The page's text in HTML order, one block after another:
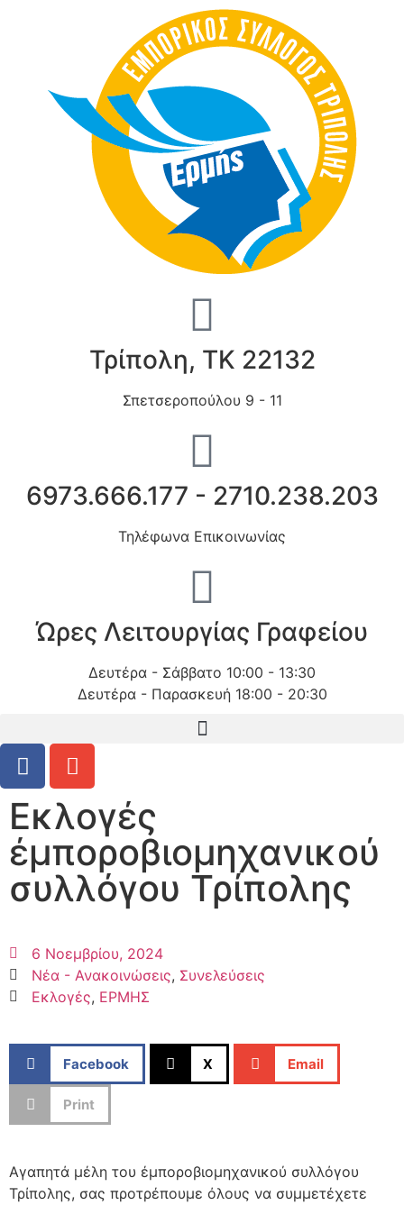
Τρίπολη, ΤΚ 22132
Σπετσεροπούλου 9 - 11
6973.666.177 - 2710.238.203
Τηλέφωνα Επικοινωνίας
Ώρες Λειτουργίας Γραφείου
Δευτέρα - Σάββατο 10:00 - 13:30
Δευτέρα - Παρασκευή 18:00 - 20:30
Εκλογές
έμποροβιομηχανικού
συλλόγου Τρίπολης
6 Νοεμβρίου, 2024
Νέα - Ανακοινώσεις, Συνελεύσεις
Εκλογές, ΕΡΜΗΣ
Facebook X Email
Print
Αγαπητά μέλη του έμποροβιομηχανικού συλλόγου
Τρίπολης, σας προτρέπουμε όλους να συμμετέχετε